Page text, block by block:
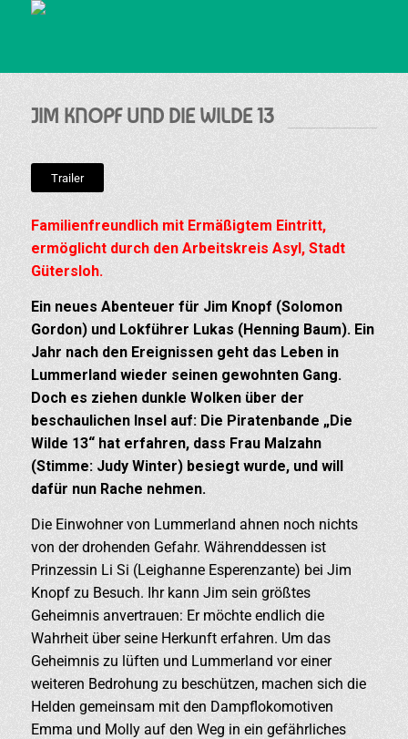
JIM KNOPF UND DIE WILDE 13
Trailer
Familienfreundlich mit Ermäßigtem Eintritt,
ermöglicht durch den Arbeitskreis Asyl, Stadt
Gütersloh.
Ein neues Abenteuer für Jim Knopf (Solomon
Gordon) und Lokführer Lukas (Henning Baum). Ein
Jahr nach den Ereignissen geht das Leben in
Lummerland wieder seinen gewohnten Gang.
Doch es ziehen dunkle Wolken über der
beschaulichen Insel auf: Die Piratenbande „Die
Wilde 13“ hat erfahren, dass Frau Malzahn
(Stimme: Judy Winter) besiegt wurde, und will
dafür nun Rache nehmen.
Die Einwohner von Lummerland ahnen noch nichts
von der drohenden Gefahr. Währenddessen ist
Prinzessin Li Si (Leighanne Esperenzante) bei Jim
Knopf zu Besuch. Ihr kann Jim sein größtes
Geheimnis anvertrauen: Er möchte endlich die
Wahrheit über seine Herkunft erfahren. Um das
Geheimnis zu lüften und Lummerland vor einer
weiteren Bedrohung zu beschützen, machen sich die
Helden gemeinsam mit den Dampflokomotiven
Emma und Molly auf den Weg in ein gefährliches